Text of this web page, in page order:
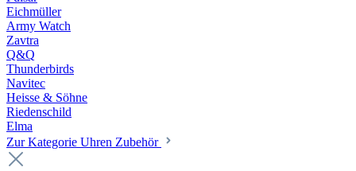
Eichmüller
Army Watch
Zavtra
Q&Q
Thunderbirds
Navitec
Heisse & Söhne
Riedenschild
Elma
Zur Kategorie Uhren Zubehör